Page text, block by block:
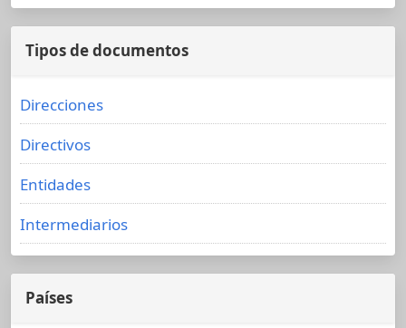
Tipos de documentos
Direcciones
Directivos
Entidades
Intermediarios
Países